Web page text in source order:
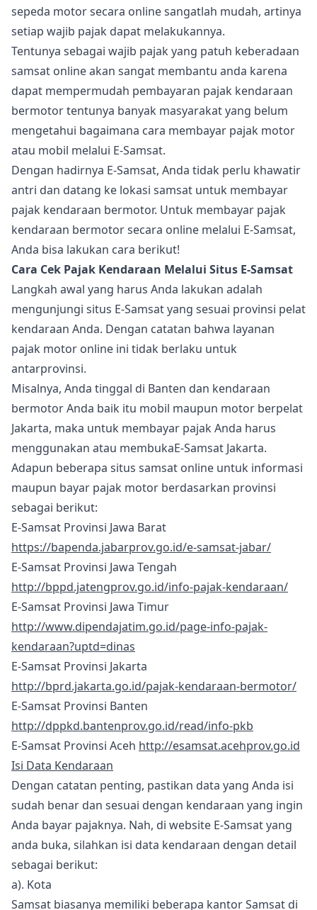
sepeda motor secara online sangatlah mudah, artinya
setiap wajib pajak dapat melakukannya.
Tentunya sebagai wajib pajak yang patuh keberadaan
samsat online akan sangat membantu anda karena
dapat mempermudah pembayaran pajak kendaraan
bermotor tentunya banyak masyarakat yang belum
mengetahui bagaimana cara membayar pajak motor
atau mobil melalui E-Samsat.
Dengan hadirnya E-Samsat, Anda tidak perlu khawatir
antri dan datang ke lokasi samsat untuk membayar
pajak kendaraan bermotor. Untuk membayar pajak
kendaraan bermotor secara online melalui E-Samsat,
Anda bisa lakukan cara berikut!
Cara Cek Pajak Kendaraan Melalui Situs E-Samsat
Langkah awal yang harus Anda lakukan adalah
mengunjungi situs E-Samsat yang sesuai provinsi pelat
kendaraan Anda. Dengan catatan bahwa layanan
pajak motor online ini tidak berlaku untuk
antarprovinsi.
Misalnya, Anda tinggal di Banten dan kendaraan
bermotor Anda baik itu mobil maupun motor berpelat
Jakarta, maka untuk membayar pajak Anda harus
menggunakan atau membukaE-Samsat Jakarta.
Adapun beberapa situs samsat online untuk informasi
maupun bayar pajak motor berdasarkan provinsi
sebagai berikut:
E-Samsat Provinsi Jawa Barat
https://bapenda.jabarprov.go.id/e-samsat-jabar/
E-Samsat Provinsi Jawa Tengah
http://bppd.jatengprov.go.id/info-pajak-kendaraan/
E-Samsat Provinsi Jawa Timur
http://www.dipendajatim.go.id/page-info-pajak-
kendaraan?uptd=dinas
E-Samsat Provinsi Jakarta
http://bprd.jakarta.go.id/pajak-kendaraan-bermotor/
E-Samsat Provinsi Banten
http://dppkd.bantenprov.go.id/read/info-pkb
E-Samsat Provinsi Aceh http://esamsat.acehprov.go.id
Isi Data Kendaraan
Dengan catatan penting, pastikan data yang Anda isi
sudah benar dan sesuai dengan kendaraan yang ingin
Anda bayar pajaknya. Nah, di website E-Samsat yang
anda buka, silahkan isi data kendaraan dengan detail
sebagai berikut:
a). Kota
Samsat biasanya memiliki beberapa kantor Samsat di